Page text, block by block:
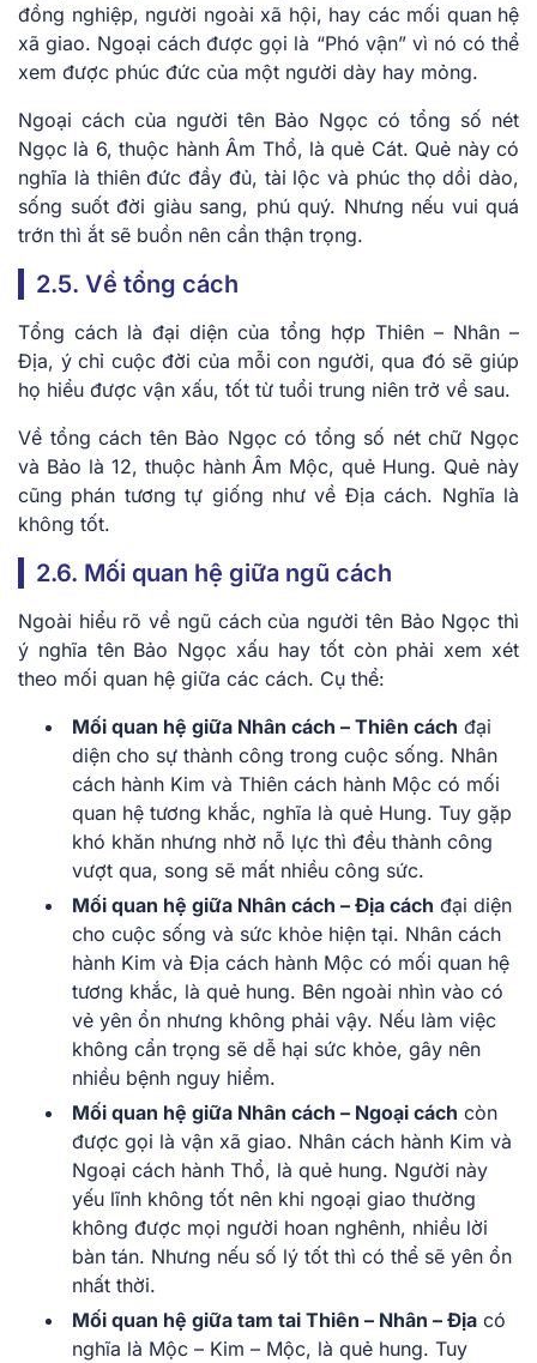
đồng nghiệp, người ngoài xã hội, hay các mối quan hệ
xã giao. Ngoại cách được gọi là “Phó vận” vì nó có thể
xem được phúc đức của một người dày hay mỏng.
Ngoại cách của người tên Bảo Ngọc có tổng số nét
Ngọc là 6, thuộc hành Âm Thổ, là quẻ Cát. Quẻ này có
nghĩa là thiên đức đầy đủ, tài lộc và phúc thọ dồi dào,
sống suốt đời giàu sang, phú quý. Nhưng nếu vui quá
trớn thì ắt sẽ buồn nên cần thận trọng.
2.5. Về tổng cách
Tổng cách là đại diện của tổng hợp Thiên – Nhân –
Địa, ý chỉ cuộc đời của mỗi con người, qua đó sẽ giúp
họ hiểu được vận xấu, tốt từ tuổi trung niên trở về sau.
Về tổng cách tên Bảo Ngọc có tổng số nét chữ Ngọc
và Bảo là 12, thuộc hành Âm Mộc, quẻ Hung. Quẻ này
cũng phán tương tự giống như về Địa cách. Nghĩa là
không tốt.
2.6. Mối quan hệ giữa ngũ cách
Ngoài hiểu rõ về ngũ cách của người tên Bảo Ngọc thì
ý nghĩa tên Bảo Ngọc xấu hay tốt còn phải xem xét
theo mối quan hệ giữa các cách. Cụ thể:
Mối quan hệ giữa Nhân cách – Thiên cách đại
diện cho sự thành công trong cuộc sống. Nhân
cách hành Kim và Thiên cách hành Mộc có mối
quan hệ tương khắc, nghĩa là quẻ Hung. Tuy gặp
khó khăn nhưng nhờ nỗ lực thì đều thành công
vượt qua, song sẽ mất nhiều công sức.
Mối quan hệ giữa Nhân cách – Địa cách đại diện
cho cuộc sống và sức khỏe hiện tại. Nhân cách
hành Kim và Địa cách hành Mộc có mối quan hệ
tương khắc, là quẻ hung. Bên ngoài nhìn vào có
vẻ yên ổn nhưng không phải vậy. Nếu làm việc
không cẩn trọng sẽ dễ hại sức khỏe, gây nên
nhiều bệnh nguy hiểm.
Mối quan hệ giữa Nhân cách – Ngoại cách còn
được gọi là vận xã giao. Nhân cách hành Kim và
Ngoại cách hành Thổ, là quẻ hung. Người này
yếu lĩnh không tốt nên khi ngoại giao thường
không được mọi người hoan nghênh, nhiều lời
bàn tán. Nhưng nếu số lý tốt thì có thể sẽ yên ổn
nhất thời.
Mối quan hệ giữa tam tai Thiên – Nhân – Địa có
nghĩa là Mộc – Kim – Mộc, là quẻ hung. Tuy